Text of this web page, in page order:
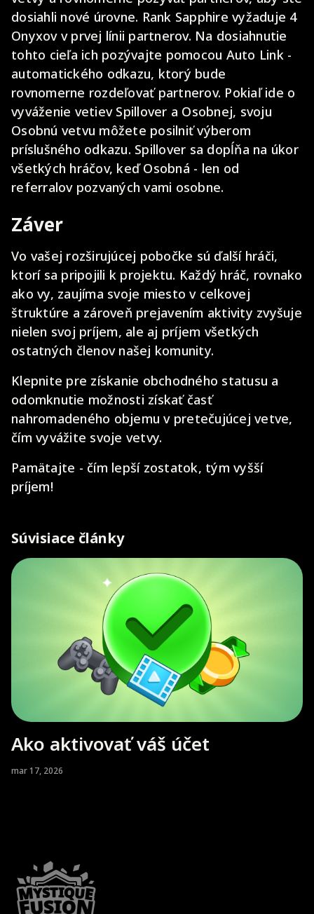
dosiahli nové úrovne. Rank Sapphire vyžaduje 4
Onyxov v prvej línii partnerov. Na dosiahnutie
tohto cieľa ich pozývajte pomocou Auto Link -
automatického odkazu, ktorý bude
rovnomerne rozdeľovať partnerov. Pokiaľ ide o
vyváženie vetiev Spillover a Osobnej, svoju
Osobnú vetvu môžete posilniť výberom
príslušného odkazu. Spillover sa dopĺňa na úkor
všetkých hráčov, keď Osobná - len od
referralov pozvaných vami osobne.
Záver
Vo vašej rozširujúcej pobočke sú ďalší hráči,
ktorí sa pripojili k projektu. Každý hráč, rovnako
ako vy, zaujíma svoje miesto v celkovej
štruktúre a zároveň prejavením aktivity zvyšuje
nielen svoj príjem, ale aj príjem všetkých
ostatných členov našej komunity.
Klepnite pre získanie obchodného statusu a
odomknutie možnosti získať časť
nahromadeného objemu v pretečujúcej vetve,
čím vyvážite svoje vetvy.
Pamätajte - čím lepší zostatok, tým vyšší
príjem!
Súvisiace články
Ako aktivovať váš účet
mar 17, 2026